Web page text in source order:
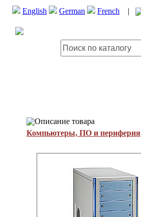
English German French |
Описание товара
Компьютеры, ПО и периферия